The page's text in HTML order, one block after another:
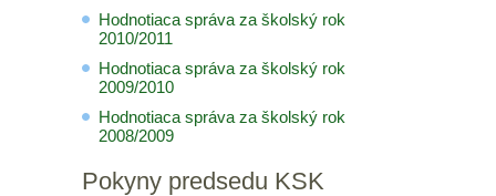
Hodnotiaca správa za školský rok
2010/2011
Hodnotiaca správa za školský rok
2009/2010
Hodnotiaca správa za školský rok
2008/2009
Pokyny predsedu KSK